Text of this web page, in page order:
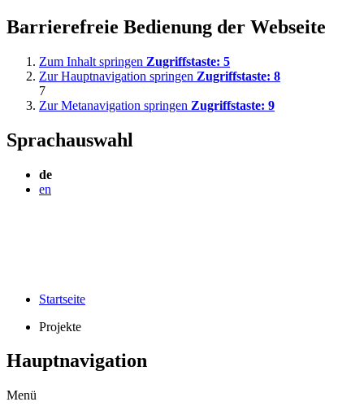
Barrierefreie Bedienung der Webseite
Zum Inhalt springen Zugriffstaste: 5
Zur Hauptnavigation springen Zugriffstaste: 8
7
Zur Metanavigation springen Zugriffstaste: 9
Sprachauswahl
de
en
Startseite
Projekte
Hauptnavigation
Menü